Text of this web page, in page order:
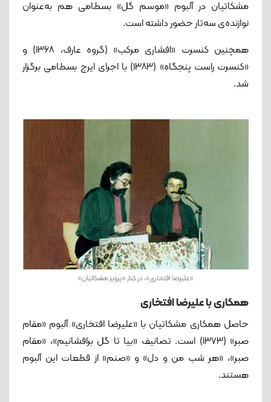
مشکاتیان در آلبوم «موسم گل» بسطامی هم به‌عنوان
نوازنده‌ی سه‌تار حضور داشته ‌است.
همچنین کنسرت «افشاری مرکب» (گروه عارف، ۱۳۶۸) و
«کنسرت راست پنجگاه» (۱۳۸۳) با اجرای ایرج بسطامی برگزار
شد.
«علیرضا افتخاری»، در کنار «پرویز مشکاتیان»
همکاری با علیرضا افتخاری
حاصل همکاری مشکاتیان با «علیرضا افتخاری» آلبوم «مقام
صبر» (۱۳۷۳) است. تصانیف «بیا تا گل برافشانیم»، «مقام
صبر»، «هر شب من و دل» و «صنم» از قطعات این آلبوم
هستند.